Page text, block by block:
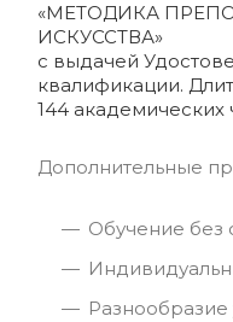
«МЕТОДИКА
ИСКУССТВА»
с выдачей
квалификации.
144 академических
Дополнительные
Обучение без